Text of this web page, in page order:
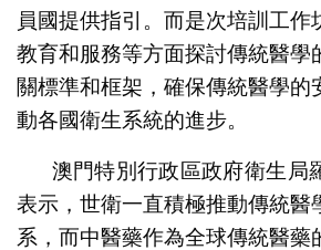
員國提供指引。而是次培訓工作
教育和服務等方面探討傳統醫學
關標準和框架，確保傳統醫學的
動各國衛生系統的進步。
澳門特別行政區政府衛生局
表示，世衛一直積極推動傳統醫
系，而中醫藥作為全球傳統醫藥